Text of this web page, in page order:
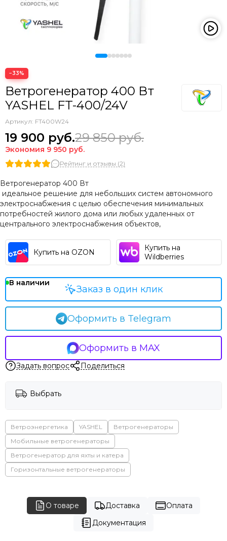
−33%
Ветрогенератор 400 Вт
YASHEL FT-400/24V
Артикул: FT400W24
19 900 руб.29 850руб.
Экономия 9 950 руб.
Рейтинг и отзывы (2)
Ветрогенератор 400 Вт
идеальное решение для небольших систем автономного
электроснабжения с целью обеспечения минимальных
потребностей жилого дома или любых удаленных от
центрального электроснабжения объектов,
Купить на OZON
Купить на
Wildberries
В наличии
Оформить в Telegram
Оформить в MAX
Заказ в один клик
Задать вопрос Поделиться
Выбрать
Ветроэнергетика YASHEL
Ветрогенераторы
Мобильные ветрогенераторы
Ветрогенератор для яхты и катера
Горизонтальные ветрогенераторы
О товаре Доставка
Оплата
Документация